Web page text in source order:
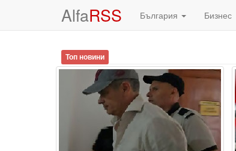
AlfaRSS България Бизнес
Топ новини